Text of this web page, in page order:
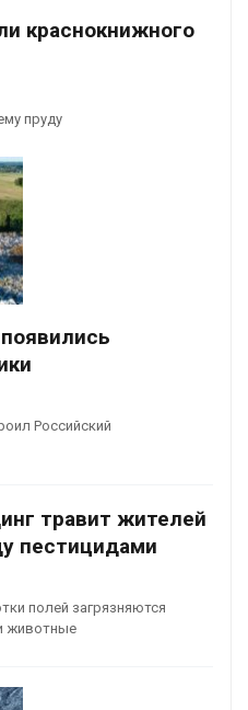
краснокнижного
пруду
Российский
травит жителей
пестицидами
полей загрязняются
животные